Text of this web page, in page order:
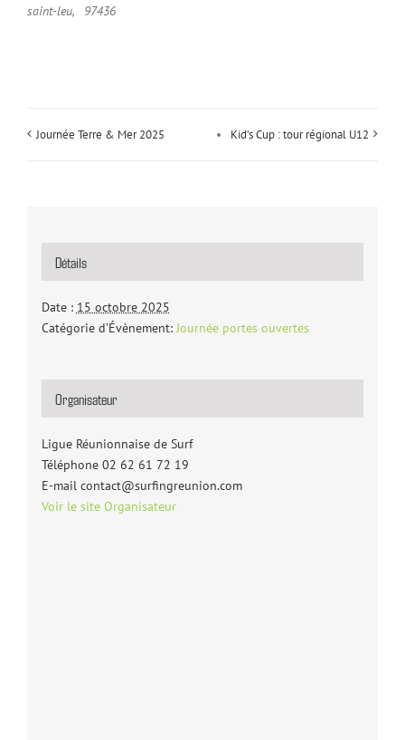
saint-leu, 97436
Journée Terre & Mer 2025 Kid’s Cup : tour régional U12
Détails
Date : 15 octobre 2025
Catégorie d’Évènement: Journée portes ouvertes
Organisateur
Ligue Réunionnaise de Surf
Téléphone 02 62 61 72 19
E-mail contact@surfingreunion.com
Voir le site Organisateur